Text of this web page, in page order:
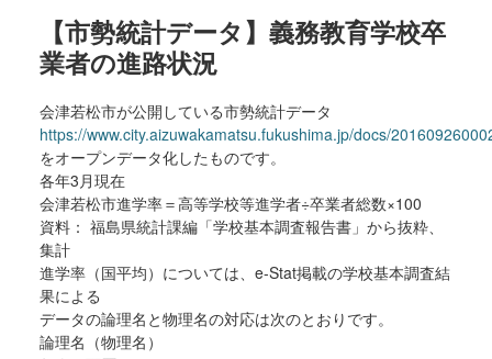
【市勢統計データ】義務教育学校卒
業者の進路状況
会津若松市が公開している市勢統計データ
https://www.city.aizuwakamatsu.fukushima.jp/docs/
をオープンデータ化したものです。
各年3月現在
会津若松市進学率＝高等学校等進学者÷卒業者総数×100
資料： 福島県統計課編「学校基本調査報告書」から抜粋、
集計
進学率（国平均）については、e-Stat掲載の学校基本調査結
果による
データの論理名と物理名の対応は次のとおりです。
論理名（物理名）